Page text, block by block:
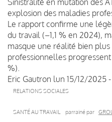
explosion des maladies
Le rapport confirme une
du travail (–1,1 % en 2024),
masque une réalité bien
professionnelles
%).
Eric Gautron lun 15/12/2025 -
RELATIONS SOCIALES
SANTÉ AU TRAVAIL parrainé par